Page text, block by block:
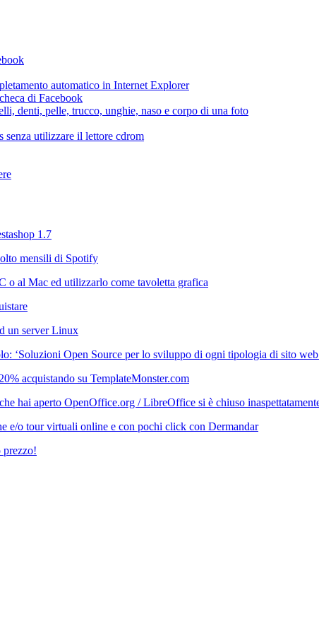
automatico in Internet Explorer
di Facebook
denti, pelle, trucco, unghie, naso e corpo di una foto
utilizzare il lettore cdrom
1.7
mensili di Spotify
o al Mac ed utilizzarlo come tavoletta grafica
un server Linux
‘Soluzioni Open Source per lo sviluppo di ogni tipologia di sito
acquistando su TemplateMonster.com
hai aperto OpenOffice.org / LibreOffice si è chiuso
e/o tour virtuali online e con pochi click con Dermandar
prezzo!